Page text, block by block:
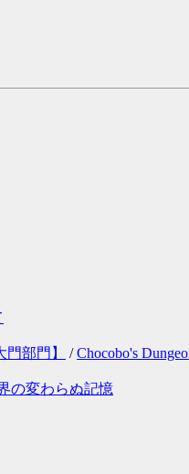
部門】 /Chocobo's
の変わらぬ記憶